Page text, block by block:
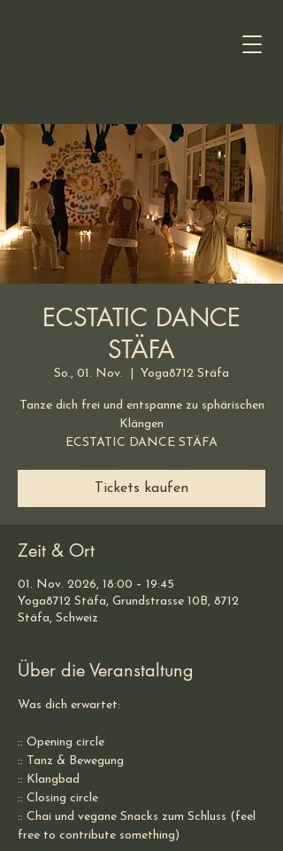
ECSTATIC DANCE
STÄFA
So., 01. Nov. Yoga8712 Stäfa
Tanze dich frei und entspanne zu sphärischen
Klängen
ECSTATIC DANCE STÄFA
Tickets kaufen
Zeit & Ort
01. Nov. 2026, 18:00 – 19:45
Yoga8712 Stäfa, Grundstrasse 10B, 8712
Stäfa, Schweiz
Über die Veranstaltung
Was dich erwartet:
:: Opening circle
:: Tanz & Bewegung
:: Klangbad
:: Closing circle
:: Chai und vegane Snacks zum Schluss (feel
free to contribute something)